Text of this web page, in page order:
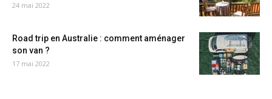
24 mai 2022
Road trip en Australie : comment aménager
son van ?
17 mai 2022